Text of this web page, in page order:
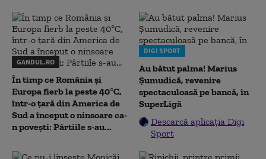
GANDUL.RO
În timp ce România și
Europa fierb la peste 40°C,
într-o țară din America de
Sud a început o ninsoare ca-
n povești: Pârtiile s-au...
DIGI SPORT
Au bătut palma! Marius
Șumudică, revenire
spectaculoasă pe bancă, în
SuperLigă
Descarcă aplicația Digi
Sport